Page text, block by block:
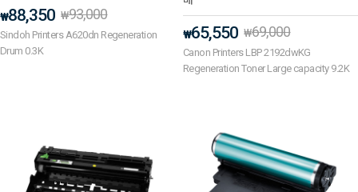
₩88,350 ₩93,000
Sindoh Printers A620dn Regeneration
Drum 0.3K
₩65,550 ₩69,000
Canon Printers LBP 2192dwKG
Regeneration Toner Large capacity 9.2K